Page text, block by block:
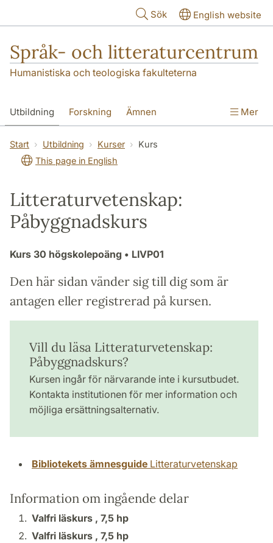
Sök English website
Språk- och litteraturcentrum
Humanistiska och teologiska fakulteterna
Utbildning Forskning Ämnen
SOL-husen Kontakt Institutionen
översättning till svenska
Mer
Start Utbildning Kurser
Kurs
This page in English
Litteraturvetenskap:
Påbyggnadskurs
Kurs 30 högskolepoäng • LIVP01
Den här sidan vänder sig till dig som är
antagen eller registrerad på kursen.
Vill du läsa Litteraturvetenskap:
Påbyggnadskurs?
Kursen ingår för närvarande inte i kursutbudet.
Kontakta institutionen för mer information och
möjliga ersättningsalternativ.
Bibliotekets ämnesguide Litteraturvetenskap
Information om ingående delar
Valfri läskurs , 7,5 hp
Valfri läskurs , 7,5 hp